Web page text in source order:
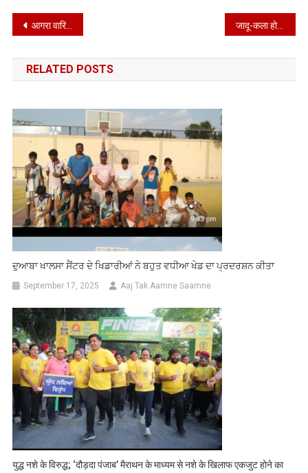
सम्मानित
Post
navigation
आगरा वारियर्स बने कबड्डी चैंपियन जादू-कला हो या जीवन-कला, कला के सच्चे उपासक हैं जादूगर-सम्राट शंकर
RELATED POSTS
ਦੁਆਬਾ ਖਾਲਸਾ ਸੈਂਟਰ ਦੇ ਖਿਡਾਰੀਆਂ ਨੇ ਬਹੁਤ ਵਧੀਆ ਖੇਡ ਦਾ ਪ੍ਰਦਰਸ਼ਨ ਕੀਤਾ
September 17, 2025 Aaj Tak Aamne Saamne
युद्ध नशे के विरुद्ध; ‘दौड़दा पंजाब’ मैराथन के माध्यम से नशे के खिलाफ एकजुट होने का